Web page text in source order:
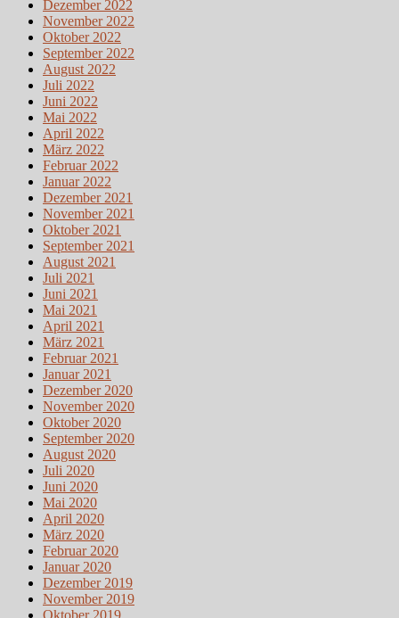
Dezember 2022
November 2022
Oktober 2022
September 2022
August 2022
Juli 2022
Juni 2022
Mai 2022
April 2022
März 2022
Februar 2022
Januar 2022
Dezember 2021
November 2021
Oktober 2021
September 2021
August 2021
Juli 2021
Juni 2021
Mai 2021
April 2021
März 2021
Februar 2021
Januar 2021
Dezember 2020
November 2020
Oktober 2020
September 2020
August 2020
Juli 2020
Juni 2020
Mai 2020
April 2020
März 2020
Februar 2020
Januar 2020
Dezember 2019
November 2019
Oktober 2019